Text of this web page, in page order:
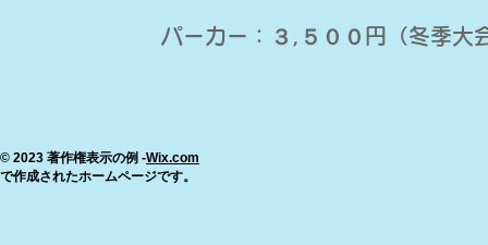
パーカー：３,５００円（冬季大
© 2023 著作権表示の例 -Wix.com
で作成されたホームページです。